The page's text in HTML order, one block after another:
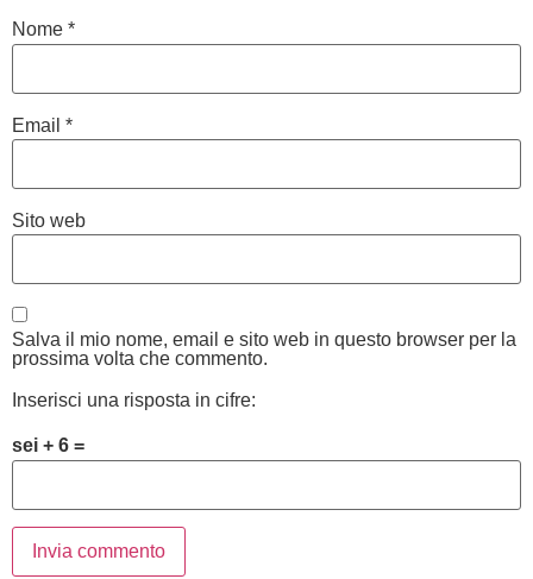
Nome *
Email *
Sito web
Salva il mio nome, email e sito web in questo browser per la
prossima volta che commento.
Inserisci una risposta in cifre:
sei + 6 =